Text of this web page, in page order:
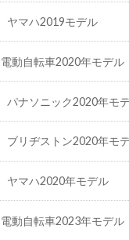
ヤマハ2019モデル
電動自転車2020年モデル
パナソニック2020年モ
ブリヂストン2020年モ
ヤマハ2020年モデル
電動自転車2023年モデル